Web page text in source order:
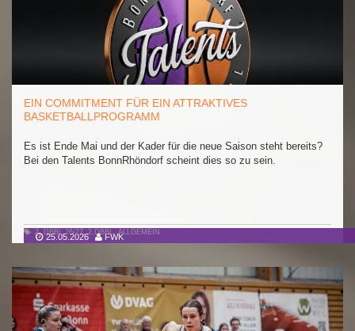
25.05.2026 FWK
EIN COMMITMENT FÜR EIN ATTRAKTIVES
BASKETBALLPROGRAMM
Es ist Ende Mai und der Kader für die neue Saison steht bereits?
Bei den Talents BonnRhöndorf scheint dies so zu sein.
2. DBBL 26/27,2.DBBL,ALLGEMEIN